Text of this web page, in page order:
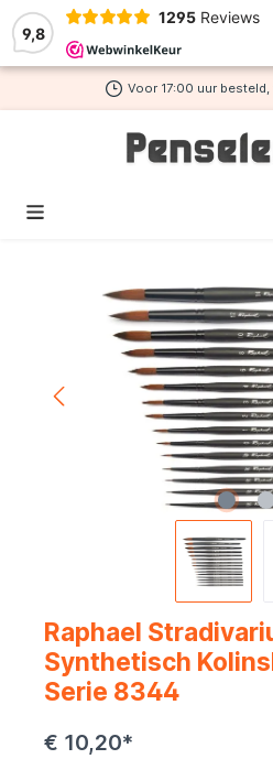
9,8
1295 Reviews
hoofdinhoud
Voor 17:00 uur
Raphael
Synthetisch
Serie 8344
€ 10,20*